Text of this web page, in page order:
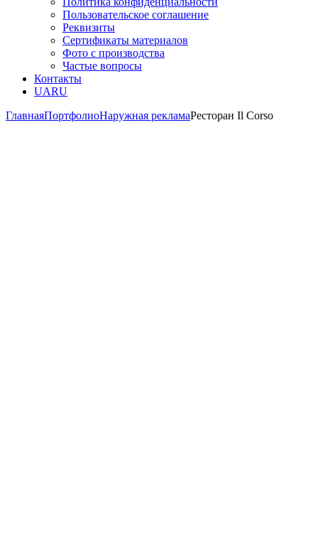
Пользовательское соглашение
Реквизиты
Сертификаты материалов
Фото с производства
Частые вопросы
Контакты
UARU
ГлавнаяПортфолиоНаружная рекламаРесторан Il Corso